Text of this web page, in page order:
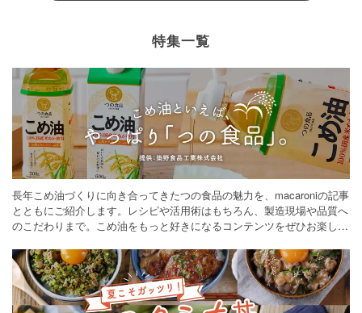
特集一覧
長年こめ油づくりに向き合ってきたつの食品の魅力を、macaroniの記事
とともにご紹介します。レシピや活用術はもちろん、製造現場や品質へ
のこだわりまで。こめ油をもっと好きになるコンテンツをぜひお楽しみ